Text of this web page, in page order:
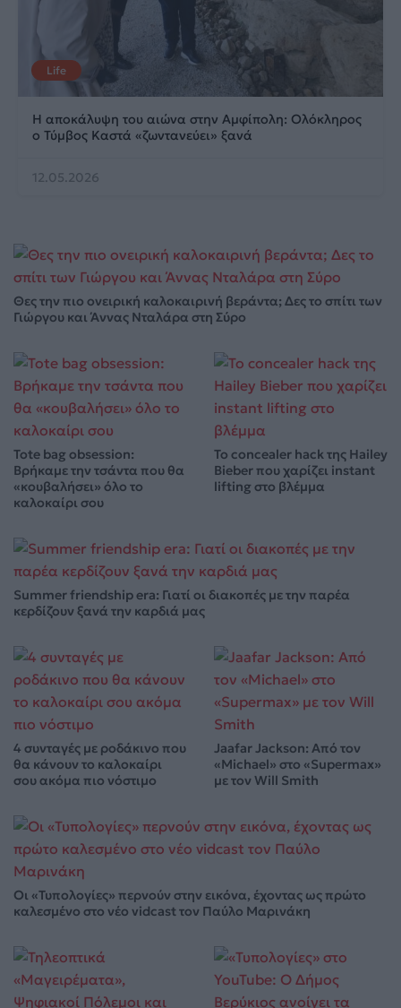
Life
Η αποκάλυψη του αιώνα στην Αμφίπολη: Ολόκληρος
ο Τύμβος Καστά «ζωντανεύει» ξανά
12.05.2026
Θες την πιο ονειρική καλοκαιρινή βεράντα; Δες το σπίτι των
Γιώργου και Άννας Νταλάρα στη Σύρο
Tote bag obsession:
Βρήκαμε την τσάντα που θα
«κουβαλήσει» όλο το
καλοκαίρι σου
Το concealer hack της Hailey
Bieber που χαρίζει instant
lifting στο βλέμμα
Summer friendship era: Γιατί οι διακοπές με την παρέα
κερδίζουν ξανά την καρδιά μας
4 συνταγές με ροδάκινο που
θα κάνουν το καλοκαίρι
σου ακόμα πιο νόστιμο
Jaafar Jackson: Από τον
«Michael» στο «Supermax»
με τον Will Smith
Οι «Τυπολογίες» περνούν στην εικόνα, έχοντας ως πρώτο
καλεσμένο στο νέο vidcast τον Παύλο Μαρινάκη